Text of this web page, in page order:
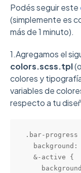
Podés seguir este
(simplemente es
más de 1 minuto).
1.Agregamos el
colors.scss.tpl
colores y
variables de
respecto a tu
.bar-progress
background:
  &-active {